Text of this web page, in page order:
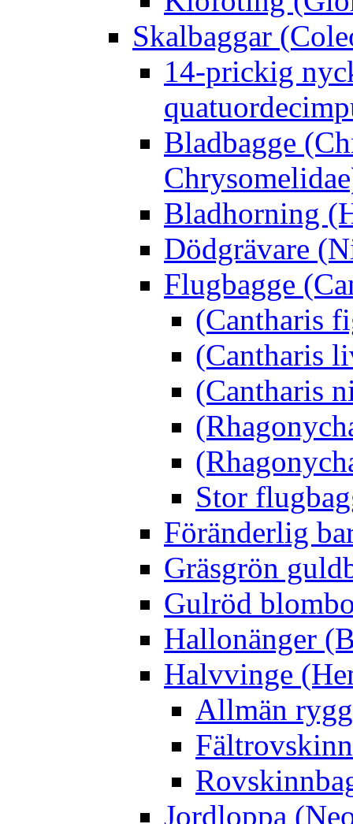
Skalbaggar
14-prickig
Bladbagge
Bladhorning
Dödgrävare
Flugbagge
(Cantharis
(Cantharis
(Cantharis
Stor
Föränderlig
Gräsgrön
Gulröd
Hallonänger
Halvvinge
Allmän
Jordloppa